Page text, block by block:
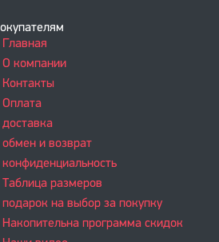
Главная
О компании
Контакты
Оплата
доставка
обмен и возврат
конфиденциальность
Таблица размеров
подарок на выбор за покупку
Накопительна программа скидок